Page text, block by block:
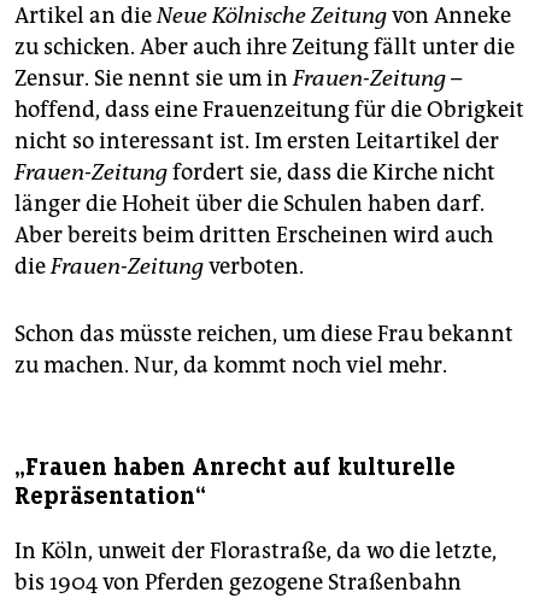
Artikel an dieNeue Kölnische Zeitungvon Anneke
zu schicken. Aber auch ihre Zeitung fällt unter die
Zensur. Sie nennt sie um inFrauen-Zeitung–
hoffend, dass eine Frauenzeitung für die Obrigkeit
nicht so interessant ist. Im ersten Leitartikel der
Frauen-Zeitungfordert sie, dass die Kirche nicht
länger die Hoheit über die Schulen haben darf.
Aber bereits beim dritten Erscheinen wird auch
dieFrauen-Zeitungverboten.
Schon das müsste reichen, um diese Frau bekannt
zu machen. Nur, da kommt noch viel mehr.
„Frauen haben Anrecht auf kulturelle
Repräsentation“
In Köln, unweit der Florastraße, da wo die letzte,
bis 1904 von Pferden gezogene Straßenbahn